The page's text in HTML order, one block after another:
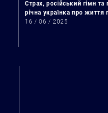
Страх, російський гімн та
річна українка про життя
16 / 06 / 2025